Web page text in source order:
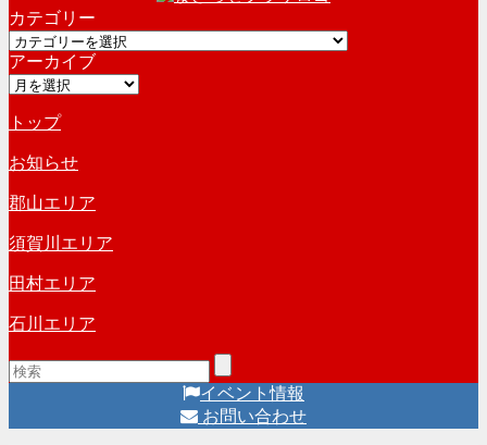
カ
イ
ブ
カテゴリー
カ
テ
ゴ
ー
アーカイブ
ア
カ
イ
ブ
トップ
お知らせ
郡山エリア
須賀川エリア
田村エリア
石川エリア
イベント情報
お問い合わせ